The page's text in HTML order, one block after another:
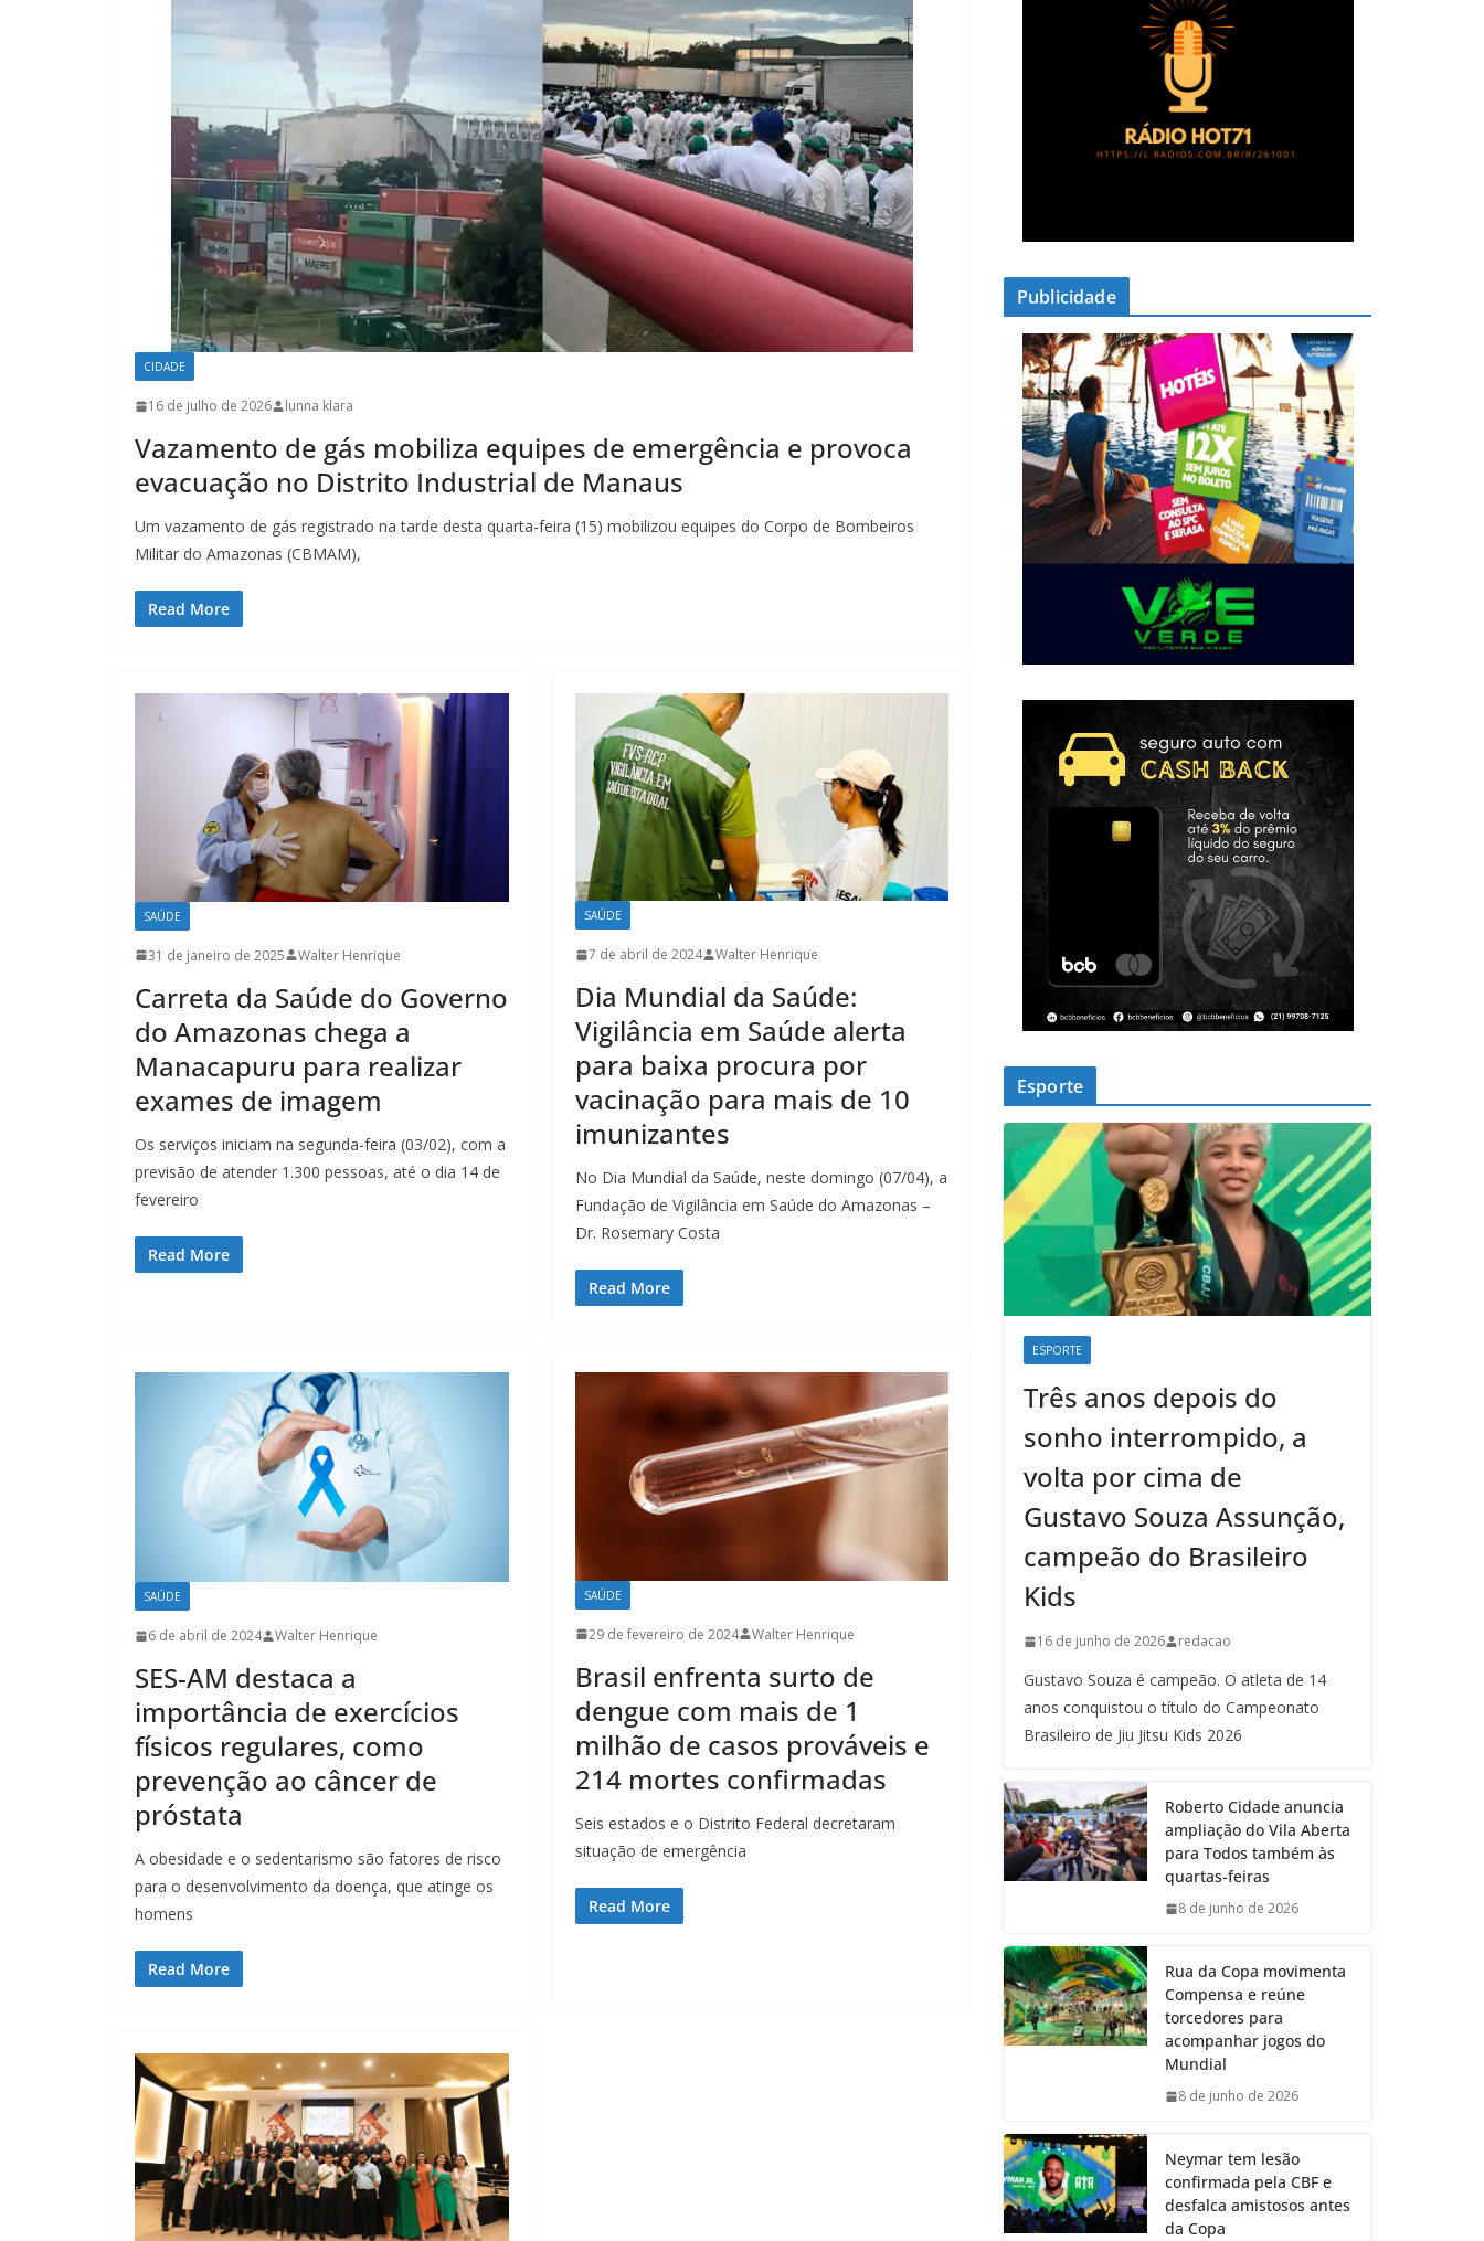
CIDADE
16 de julho de 2026 lunna klara
Vazamento de gás mobiliza equipes de emergência e provoca
evacuação no Distrito Industrial de Manaus
Um vazamento de gás registrado na tarde desta quarta-feira (15) mobilizou equipes do Corpo de Bombeiros
Militar do Amazonas (CBMAM),
Read More
SAÚDE
31 de janeiro de 2025 Walter Henrique
Carreta da Saúde do Governo
do Amazonas chega a
Manacapuru para realizar
exames de imagem
Os serviços iniciam na segunda-feira (03/02), com a
previsão de atender 1.300 pessoas, até o dia 14 de
fevereiro
Read More
SAÚDE
7 de abril de 2024 Walter Henrique
Dia Mundial da Saúde:
Vigilância em Saúde alerta
para baixa procura por
vacinação para mais de 10
imunizantes
No Dia Mundial da Saúde, neste domingo (07/04), a
Fundação de Vigilância em Saúde do Amazonas –
Dr. Rosemary Costa
Read More
SAÚDE
6 de abril de 2024 Walter Henrique
SES-AM destaca a
importância de exercícios
físicos regulares, como
prevenção ao câncer de
próstata
A obesidade e o sedentarismo são fatores de risco
para o desenvolvimento da doença, que atinge os
homens
Read More
SAÚDE
29 de fevereiro de 2024 Walter Henrique
Brasil enfrenta surto de
dengue com mais de 1
milhão de casos prováveis e
214 mortes confirmadas
Seis estados e o Distrito Federal decretaram
situação de emergência
Read More
Publicidade
Esporte
ESPORTE
Três anos depois do
sonho interrompido, a
volta por cima de
Gustavo Souza Assunção,
campeão do Brasileiro
Kids
16 de junho de 2026 redacao
Gustavo Souza é campeão. O atleta de 14
anos conquistou o título do Campeonato
Brasileiro de Jiu Jitsu Kids 2026
Roberto Cidade anuncia
ampliação do Vila Aberta
para Todos também às
quartas-feiras
8 de junho de 2026
Rua da Copa movimenta
Compensa e reúne
torcedores para
acompanhar jogos do
Mundial
8 de junho de 2026
Neymar tem lesão
confirmada pela CBF e
desfalca amistosos antes
da Copa